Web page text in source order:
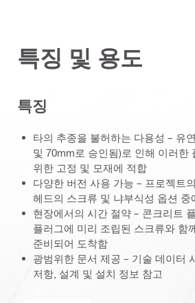
특징 및 용도
특징
타의 추종을 불허하는 다용성 – 유
및 70mm로 승인됨)로 인해 이러한
위한 고정 및 모재에 적합
다양한 버전 사용 가능 – 프로젝트
헤드의 스크류 및 냐부식성 옵션 중
현장에서의 시간 절약 – 콘크리트
플러그에 미리 조립된 스크류와 함
준비되어 도착함
광범위한 문서 제공 – 기술 데이터
저항, 설계 및 설치 정보 참고